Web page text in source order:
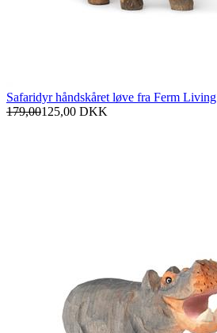
Safaridyr håndskåret løve fra Ferm Living
179,00125,00 DKK